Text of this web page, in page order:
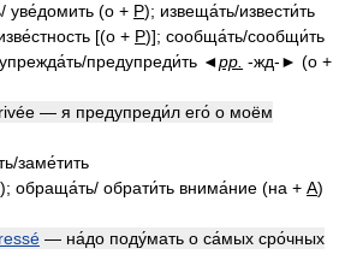
уве́домить (о + P); извеща́ть/извести́ть
[(о + P)]; сообща́ть/сообщи́ть
предупреди́ть ◄pp. -жд-► (о +
— я предупреди́л его́ о моём
заме́тить
); обраща́ть/ обрати́ть внима́ние (на + A)
— на́до поду́мать о са́мых сро́чных